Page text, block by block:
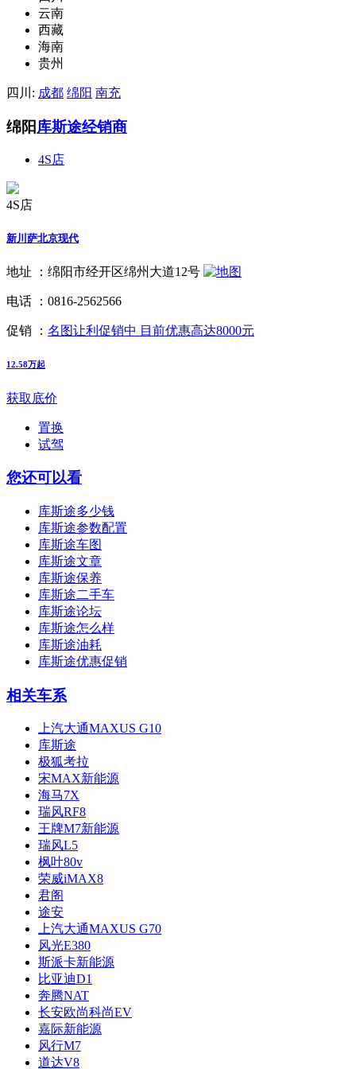
云南
西藏
海南
贵州
四川: 成都 绵阳 南充
绵阳 库斯途经销商
4S店
4S店
新川萨北京现代
地址 ： 绵阳市经开区绵州大道12号
电话 ： 0816-2562566
促销 ： 名图让利促销中 目前优惠高达8000元
12.58万起
获取底价
置换
试驾
您还可以看
库斯途多少钱
库斯途参数配置
库斯途车图
库斯途文章
库斯途保养
库斯途二手车
库斯途论坛
库斯途怎么样
库斯途油耗
库斯途优惠促销
相关车系
上汽大通MAXUS G10
库斯途
极狐考拉
宋MAX新能源
海马7X
瑞风RF8
王牌M7新能源
瑞风L5
枫叶80v
荣威iMAX8
君阁
途安
上汽大通MAXUS G70
风光E380
斯派卡新能源
比亚迪D1
奔腾NAT
长安欧尚科尚EV
嘉际新能源
风行M7
道达V8